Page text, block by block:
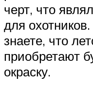
черт, что
для
знаете, что
приобретают
окраску.